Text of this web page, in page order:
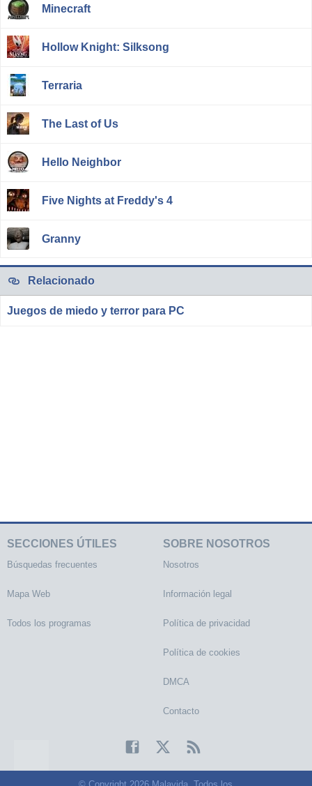
Minecraft
Hollow Knight: Silksong
Terraria
The Last of Us
Hello Neighbor
Five Nights at Freddy's 4
Granny
Relacionado
Juegos de miedo y terror para PC
SECCIONES ÚTILES
Búsquedas frecuentes
Mapa Web
Todos los programas
SOBRE NOSOTROS
Nosotros
Información legal
Política de privacidad
Política de cookies
DMCA
Contacto